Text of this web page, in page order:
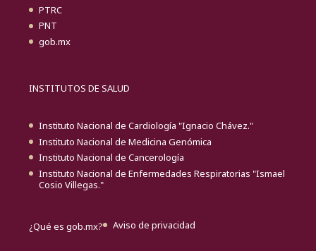
PTRC
PNT
gob.mx
INSTITUTOS DE SALUD
Instituto Nacional de Cardiología "Ignacio Chávez."
Instituto Nacional de Medicina Genómica
Instituto Nacional de Cancerología
Instituto Nacional de Enfermedades Respiratorias "Ismael
Cosio Villegas."
¿Qué es gob.mx? Aviso de privacidad